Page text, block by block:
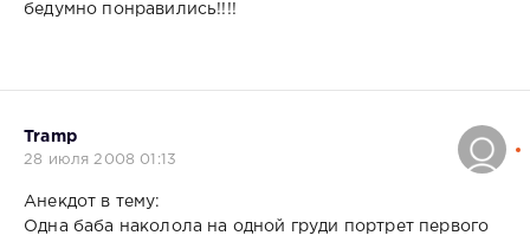
бедумно понравились!!!!
Tramp
28 июля 2008 01:13
Анекдот в тему:
Одна баба наколола на одной груди портрет первого